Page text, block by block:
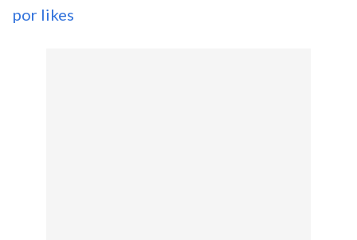
por likes